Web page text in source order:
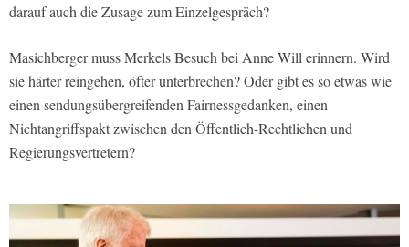
darauf auch die Zusage zum Einzelgespräch?
Masichberger muss Merkels Besuch bei Anne Will erinnern. Wird
sie härter reingehen, öfter unterbrechen? Oder gibt es so etwas wie
einen sendungsübergreifenden Fairnessgedanken, einen
Nichtangriffspakt zwischen den Öffentlich-Rechtlichen und
Regierungsvertretern?